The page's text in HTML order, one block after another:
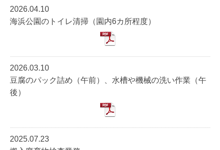
2026.04.10
海浜公園のトイレ清掃（園内6カ所程度）
2026.03.10
豆腐のパック詰め（午前）、水槽や機械の洗い作業（午
後）
2025.07.23